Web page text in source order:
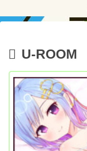
U-ROOM